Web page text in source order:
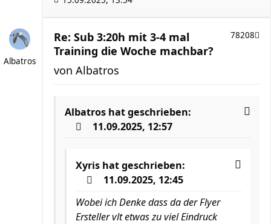
Albatros
Re: Sub 3:20h mit 3-4 mal
Training die Woche machbar?
78208
von Albatros
Albatros hat geschrieben:
11.09.2025, 12:57
Xyris hat geschrieben:
11.09.2025, 12:45
Wobei ich Denke dass da der Flyer
Ersteller vlt etwas zu viel Eindruck